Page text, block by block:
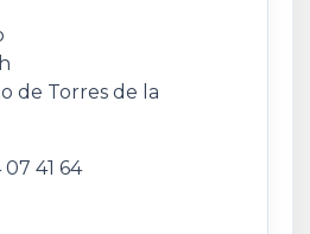
de Torres de la
41 64